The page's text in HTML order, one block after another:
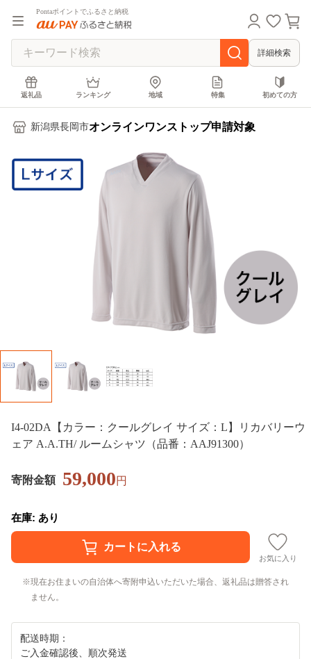
Pontaポイントでふるさと納税
詳細検索
返礼品 ランキング 地域 特集 初めての方
新潟県長岡市オンラインワンストップ申請対象
I4-02DA【カラー：クールグレイ サイズ：L】リカバリーウ
ェア A.A.TH/ ルームシャツ（品番：AAJ91300）
寄附金額 59,000円
在庫: あり
お気に入り
現在お住まいの自治体へ寄附申込いただいた場合、返礼品は贈答され
ません。
配送時期：
ご入金確認後、順次発送